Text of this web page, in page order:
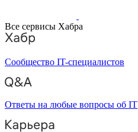
Все сервисы Хабра
Сообщество IT-специалистов
Ответы на любые вопросы об IT